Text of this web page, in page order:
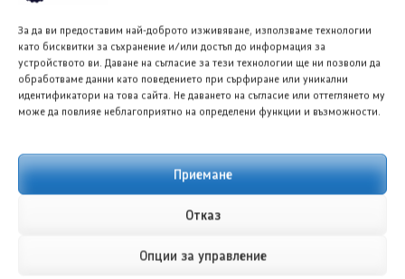
За да ви предоставим най-доброто изживяване, използваме технологии
като бисквитки за съхранение и/или достъп до информация за
устройството ви. Даване на съгласие за тези технологии ще ни позволи да
обработваме данни като поведението при сърфиране или уникални
идентификатори на това сайта. Не даването на съгласие или оттеглянето му
може да повлияе неблагоприятно на определени функции и възможности.
Приемане
Отказ
Опции за управление
Купра Gen 4 Formula E
дебютира пред
публика в Гудууд
Поларис Рейнджър ХР
1000 Мъд Едишън за
2027 година
е заснет без камуфлаж
Хюндай Елантра
исторически рекорд с